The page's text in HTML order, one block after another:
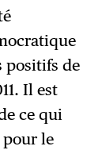
positifs de
Il est
ce qui
le